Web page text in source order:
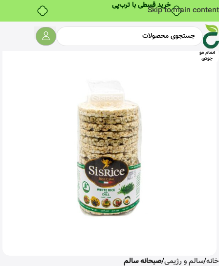
خرید قسطی با ترب‌پیSkip to main content
اتمام مو
جودی
خانه سالم و رژیمی صبحانه سالم